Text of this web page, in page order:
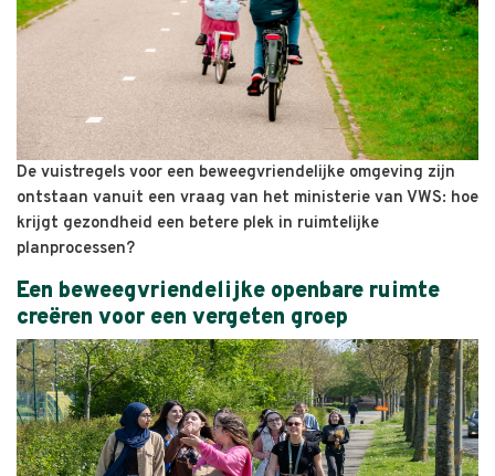
De vuistregels voor een beweegvriendelijke omgeving zijn
ontstaan vanuit een vraag van het ministerie van VWS: hoe
krijgt gezondheid een betere plek in ruimtelijke
planprocessen?
Een beweegvriendelijke openbare ruimte
creëren voor een vergeten groep